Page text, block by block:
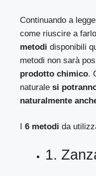
Continuando a
come riuscire a
metodi disponibili
metodi non sarà
prodotto chimico.
naturalesi
naturalmente
I 6 metodi da
1.